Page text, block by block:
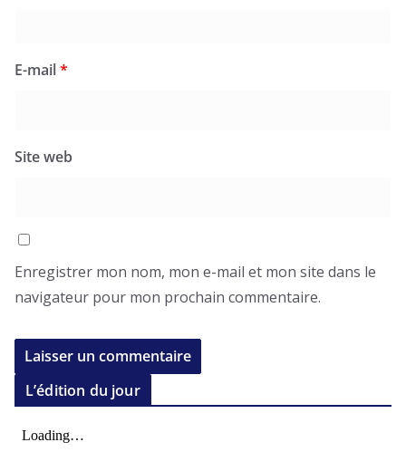
E-mail*
Site web
Enregistrer mon nom, mon e-mail et mon site dans le
navigateur pour mon prochain commentaire.
L’édition du jour